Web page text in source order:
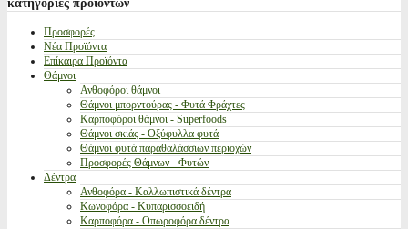
Προσφορές
Νέα Προϊόντα
Επίκαιρα Προϊόντα
Θάμνοι
Ανθοφόροι θάμνοι
Θάμνοι μπορντούρας - Φυτά Φράχτες
Καρποφόροι θάμνοι - Superfoods
Θάμνοι σκιάς - Οξύφυλλα φυτά
Θάμνοι φυτά παραθαλάσσιων περιοχών
Προσφορές Θάμνων - Φυτών
Δέντρα
Ανθοφόρα - Καλλωπιστικά δέντρα
Κωνοφόρα - Κυπαρισσοειδή
Καρποφόρα - Οπωροφόρα δέντρα